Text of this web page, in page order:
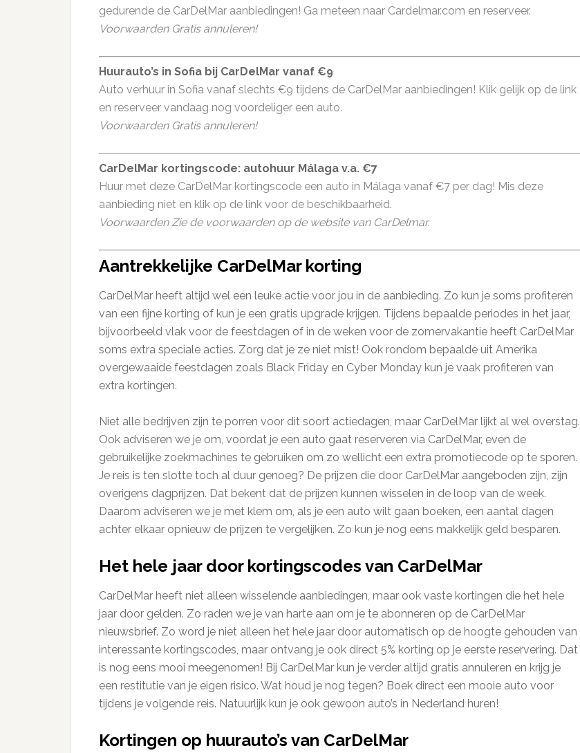
gedurende de CarDelMar aanbiedingen! Ga meteen naar Cardelmar.com en reserveer.
Voorwaarden Gratis annuleren!
Huurauto’s in Sofia bij CarDelMar vanaf €9
Auto verhuur in Sofia vanaf slechts €9 tijdens de CarDelMar aanbiedingen! Klik gelijk op de link
en reserveer vandaag nog voordeliger een auto.
Voorwaarden Gratis annuleren!
CarDelMar kortingscode: autohuur Málaga v.a. €7
Huur met deze CarDelMar kortingscode een auto in Málaga vanaf €7 per dag! Mis deze
aanbieding niet en klik op de link voor de beschikbaarheid.
Voorwaarden Zie de voorwaarden op de website van CarDelmar.
Aantrekkelijke CarDelMar korting
CarDelMar heeft altijd wel een leuke actie voor jou in de aanbieding. Zo kun je soms profiteren
van een fijne korting of kun je een gratis upgrade krijgen. Tijdens bepaalde periodes in het jaar,
bijvoorbeeld vlak voor de feestdagen of in de weken voor de zomervakantie heeft CarDelMar
soms extra speciale acties. Zorg dat je ze niet mist! Ook rondom bepaalde uit Amerika
overgewaaide feestdagen zoals Black Friday en Cyber Monday kun je vaak profiteren van
extra kortingen.
Niet alle bedrijven zijn te porren voor dit soort actiedagen, maar CarDelMar lijkt al wel overstag.
Ook adviseren we je om, voordat je een auto gaat reserveren via CarDelMar, even de
gebruikelijke zoekmachines te gebruiken om zo wellicht een extra promotiecode op te sporen.
Je reis is ten slotte toch al duur genoeg? De prijzen die door CarDelMar aangeboden zijn, zijn
overigens dagprijzen. Dat bekent dat de prijzen kunnen wisselen in de loop van de week.
Daarom adviseren we je met klem om, als je een auto wilt gaan boeken, een aantal dagen
achter elkaar opnieuw de prijzen te vergelijken. Zo kun je nog eens makkelijk geld besparen.
Het hele jaar door kortingscodes van CarDelMar
CarDelMar heeft niet alleen wisselende aanbiedingen, maar ook vaste kortingen die het hele
jaar door gelden. Zo raden we je van harte aan om je te abonneren op de CarDelMar
nieuwsbrief. Zo word je niet alleen het hele jaar door automatisch op de hoogte gehouden van
interessante kortingscodes, maar ontvang je ook direct 5% korting op je eerste reservering. Dat
is nog eens mooi meegenomen! Bij CarDelMar kun je verder altijd gratis annuleren en krijg je
een restitutie van je eigen risico. Wat houd je nog tegen? Boek direct een mooie auto voor
tijdens je volgende reis. Natuurlijk kun je ook gewoon auto’s in Nederland huren!
Kortingen op huurauto’s van CarDelMar